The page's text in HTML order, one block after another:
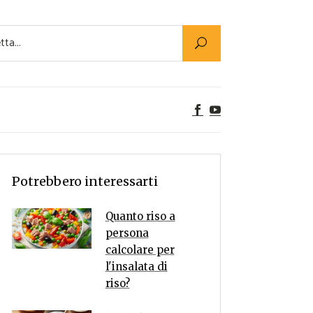
Utility
Alimenti
Rumors
Potrebbero interessarti
Quanto riso a
persona
calcolare per
l'insalata di
riso?